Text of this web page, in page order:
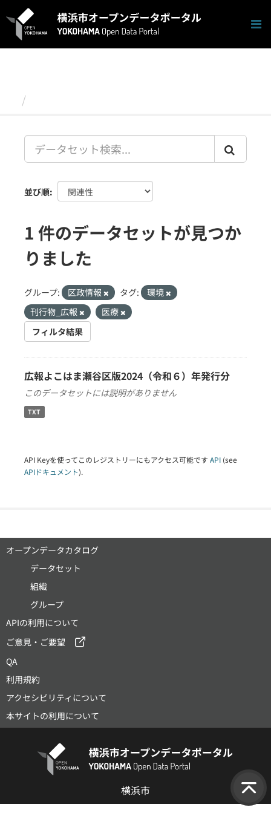
キ
並び順
1 件のデータセットが見つか
りました
グループ: 区政情報 タグ:
環境
刊行物_広報
医療
フィルタ結果
広報よこはま瀬谷区版2024（令和６）年発行分
このデータセットには説明がありません
TXT
API Keyを使ってこのレジストリーにもアクセス可能です API (see
APIドキュメント).
オープンデータカタログ
データセット
組織
グループ
APIの利用について
ご意見・ご要望
QA
利用規約
アクセシビリティについて
本サイトの利用について
横浜市